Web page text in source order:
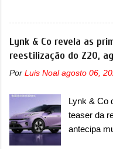
T200,
Fastback.
picape, é
mercado
Strada fez.
que time
longo da
começar
destacado
nosso
certeza foi
Chevrolet
ano
ganhava
apelidada
Lynk & Co revela as
reestilização do Z20,
Por Luis Noal agosto 06,
Lynk & Co
teaser da
antecipa